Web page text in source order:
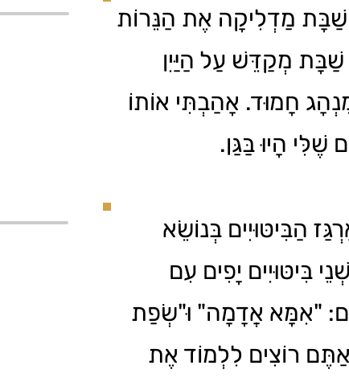
מַדְלִיקָה אֶת הַנֵּרוֹת
מְקַדֵּשׁ עַל הַיַּיִן
חָמוּד. אָהַבְתִּי אוֹתוֹ
שֶׁלִּי הָיוּ בַּגַּן.
הַבִּיטּוּיִים בְּנוֹשֵׂא
בִּיטּוּיִים יָפִים עִם
"אִמָּא אֲדָמָה" וּ"שְׂפַת
רוֹצִים לִלְמוֹד אֶת